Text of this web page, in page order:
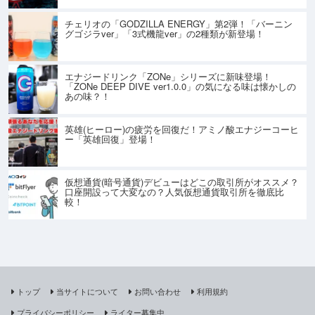
チェリオの「GODZILLA ENERGY」第2弾！「バーニン
グゴジラver」「3式機龍ver」の2種類が新登場！
エナジードリンク「ZONe」シリーズに新味登場！
「ZONe DEEP DIVE ver1.0.0」の気になる味は懐かしの
あの味？！
英雄(ヒーロー)の疲労を回復だ！アミノ酸エナジーコーヒ
ー「英雄回復」登場！
仮想通貨(暗号通貨)デビューはどこの取引所がオススメ？
口座開設って大変なの？人気仮想通貨取引所を徹底比
較！
トップ 当サイトについて お問い合わせ
利用規約
プライバシーポリシー
ライター募集中